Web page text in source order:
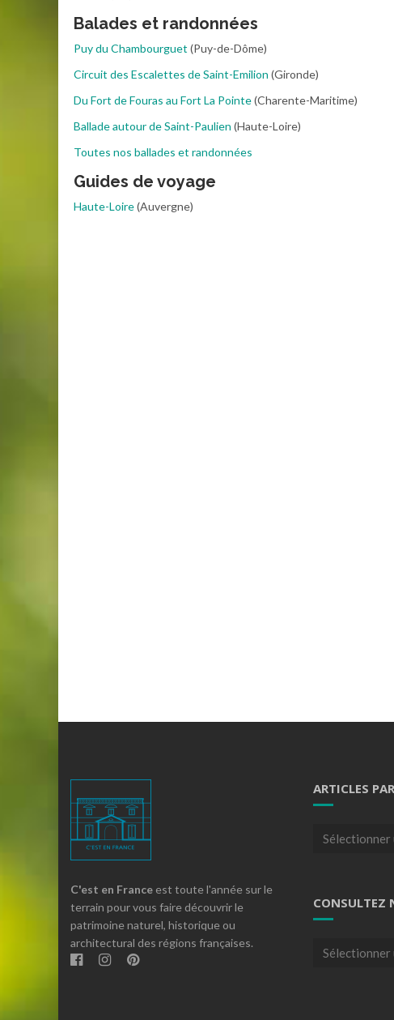
Balades et randonnées
Puy du Chambourguet (Puy-de-Dôme)
Circuit des Escalettes de Saint-Emilion (Gironde)
Du Fort de Fouras au Fort La Pointe(Charente-Maritime)
Ballade autour de Saint-Paulien (Haute-Loire)
Toutes nos ballades et randonnées
Guides de voyage
Haute-Loire(Auvergne)
C'est en France est toute l'année sur le
terrain pour vous faire découvrir le
patrimoine naturel, historique ou
architectural des régions françaises.
ARTICLES
Articles
CONSULTEZ
Consultez